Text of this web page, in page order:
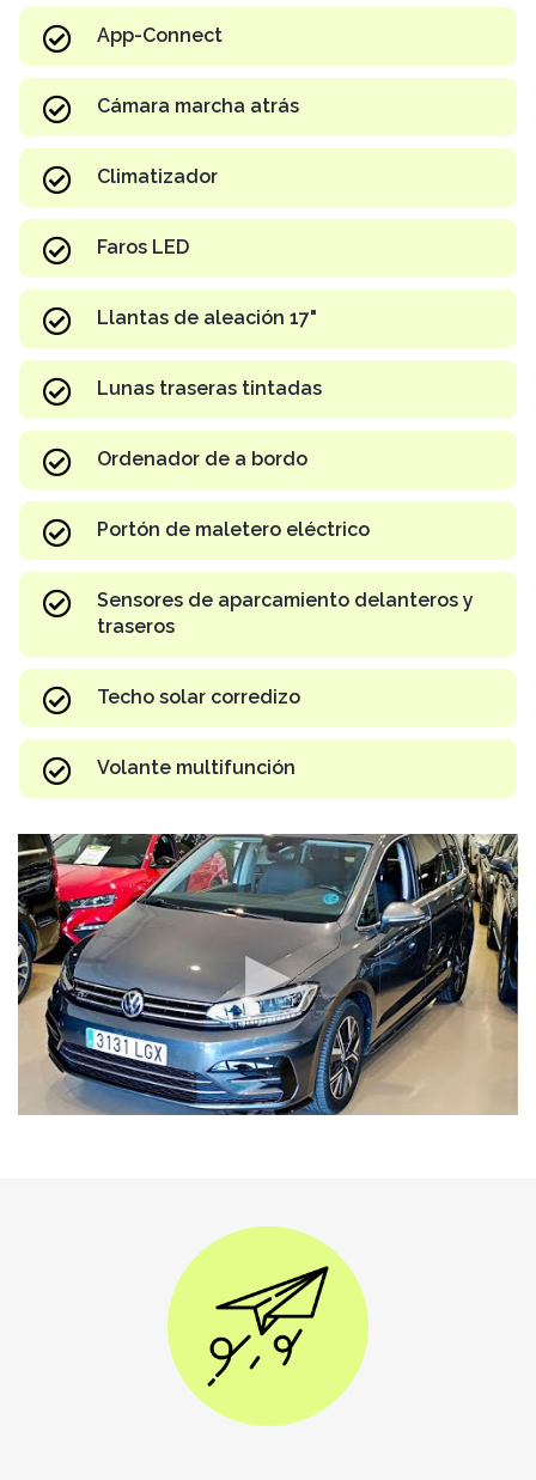
App-Connect
Cámara marcha atrás
Climatizador
Faros LED
Llantas de aleación 17"
Lunas traseras tintadas
Ordenador de a bordo
Portón de maletero eléctrico
Sensores de aparcamiento delanteros y
traseros
Techo solar corredizo
Volante multifunción